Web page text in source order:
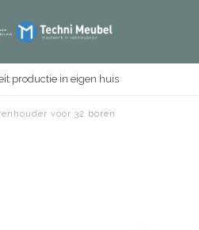
productie in eigen huis
voor 32 boren